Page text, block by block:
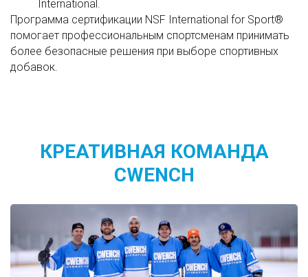
International.
Программа сертификации NSF International for Sport®
помогает профессиональным спортсменам принимать
более безопасные решения при выборе спортивных
добавок.
КРЕАТИВНАЯ КОМАНДА
CWENCH